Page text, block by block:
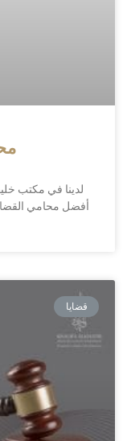
لدينا في مكتب
أفضل محامي
قضايا